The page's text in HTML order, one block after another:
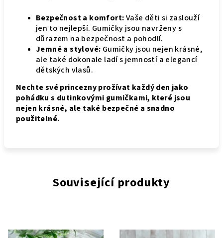
Bezpečnost a komfort:Vaše děti si zaslouží
jen to nejlepší. Gumičky jsou navrženy s
důrazem na bezpečnost a pohodlí.
Jemné a stylové: Gumičky jsou nejen krásné,
ale také dokonale ladí s jemností a elegancí
dětských vlasů.
Nechte své princezny prožívat každý den jako
pohádku s dutinkovými gumičkami, které jsou
nejen krásné, ale také bezpečné a snadno
použitelné.
Související produkty